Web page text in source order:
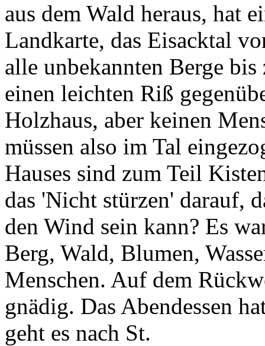
aus dem Wald heraus, hat
Landkarte, das Eisacktal
alle unbekannten Berge
einen leichten Riß
Holzhaus, aber keinen
müssen also im Tal
Hauses sind zum Teil
das 'Nicht stürzen' darauf,
den Wind sein kann? Es
Berg, Wald, Blumen,
Menschen. Auf dem
gnädig. Das Abendessen
geht es nach St.